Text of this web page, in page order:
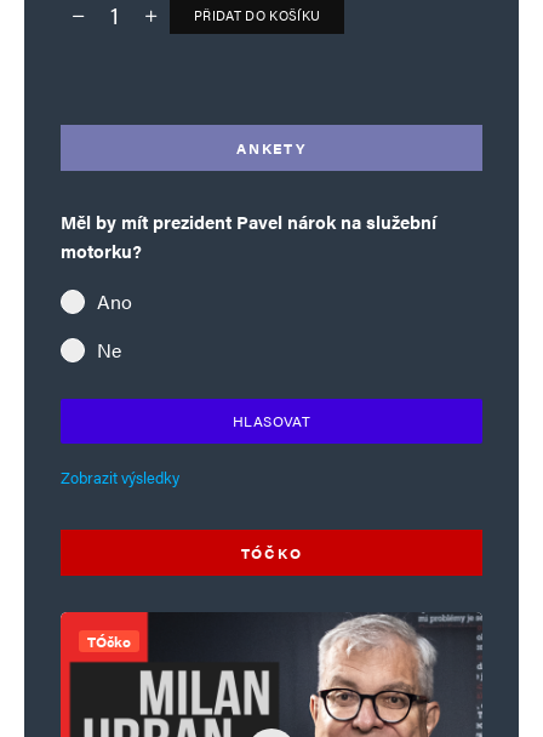
Deník TO – verze bez reklam množství
PŘIDAT DO KOŠÍKU
ANKETY
Měl by mít prezident Pavel nárok na služební
motorku?
Ano
Ne
HLASOVAT
Zobrazit výsledky
TÓČKO
TÓčko